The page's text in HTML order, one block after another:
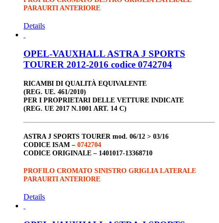
PARAURTI ANTERIORE
Details
OPEL-VAUXHALL ASTRA J SPORTS
TOURER 2012-2016 codice 0742704
RICAMBI DI QUALITÀ EQUIVALENTE
(REG. UE. 461/2010)
PER I PROPRIETARI DELLE VETTURE INDICATE
(REG. UE 2017 N.1001 ART. 14 C)
ASTRA J SPORTS TOURER mod. 06/12 > 03/16
CODICE ISAM – 0742704
CODICE ORIGINALE – 1401017-13368710
PROFILO CROMATO SINISTRO GRIGLIA LATERALE
PARAURTI ANTERIORE
Details